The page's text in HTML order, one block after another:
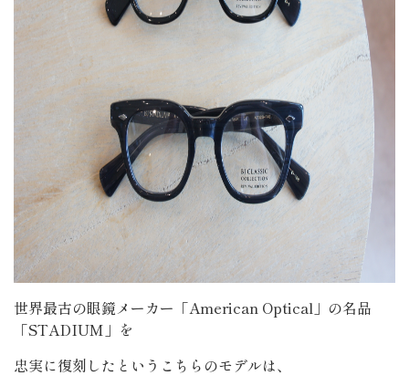
世界最古の眼鏡メーカー「American Optical」の名品
「STADIUM」を
忠実に復刻したというこちらのモデルは、